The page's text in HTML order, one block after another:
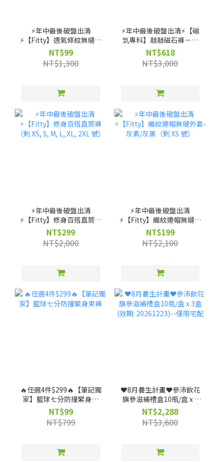
⚡️年中最後破盤出清
⚡️【Fitty】透氣條紋無縫上
衣（剩 XS, S, M 號）
NT$99
NT$1,300
⚡️年中最後破盤出清⚡️【磁
気專科】敲敲磁石褲－高
腰直筒款（剩 XS, S, M, L,
XL 號）
NT$618
NT$3,000
⚡️年中最後破盤出清
⚡️【Fitty】修身百搭直筒褲
（剩 XS, S, M, L, XL, 2XL
號）
NT$299
NT$2,000
⚡️年中最後破盤出清
⚡️【Fitty】織紋連帽無縫外
套-灰紫/灰黑（剩 XS 號）
NT$199
NT$2,100
🔥任選4件$299🔥【筆記獨
家】籃球七分防撞緊身束
褲
NT$99
NT$799
❤️8月養生計畫❤️參沛飲花
旗參滋補禮盒10瓶/盒 x 3
盒 (效期: 20261223)--僅限
宅配
NT$2,288
NT$3,600